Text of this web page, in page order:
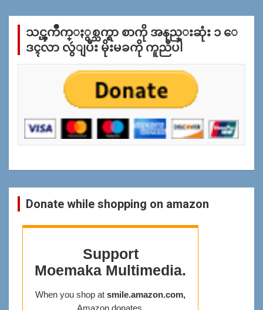
က္
န္
သင္ၾကိဳက္ႏွစ္သက္ရာ စာကို အနည္းဆုံး ၁ ေ
ဒၚလာ လွဴျပီး မိုးမခကို ကူညီပါ
Donate while shopping on amazon